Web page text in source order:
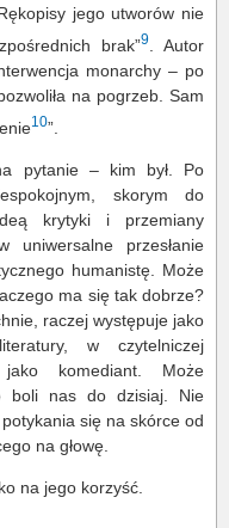
jego utworów nie
brak”9
. Autor
monarchy – po
na pogrzeb. Sam
10”.
pytanie – kim był. Po
skorym do
krytyki i przemiany
uniwersalne przesłanie
humanistę. Może
ma się tak dobrze?
raczej występuje jako
w czytelniczej
komediant. Może
boli nas do dzisiaj. Nie
się na skórce od
na głowę.
na jego korzyść.